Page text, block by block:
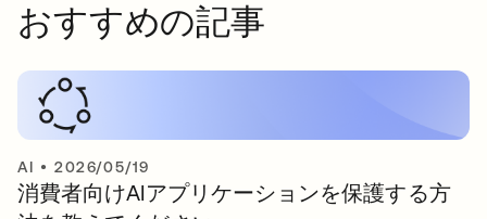
おすすめの記事
AI •2026/05/19
消費者向けAIアプリケーションを保護する方